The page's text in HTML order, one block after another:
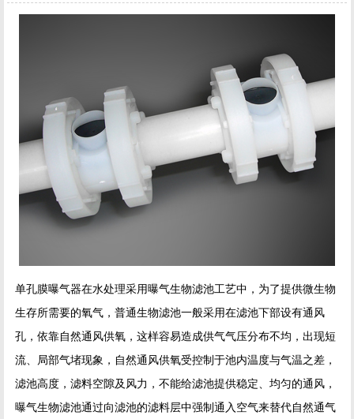
单孔膜曝气器在水处理采用曝气生物滤池工艺中，为了提供微生物
生存所需要的氧气，普通生物滤池一般采用在滤池下部设有通风
孔，依靠自然通风供氧，这样容易造成供气气压分布不均，出现短
流、局部气堵现象，自然通风供氧受控制于池内温度与气温之差，
滤池高度，滤料空隙及风力，不能给滤池提供稳定、均匀的通风，
曝气生物滤池通过向滤池的滤料层中强制通入空气来替代自然通气